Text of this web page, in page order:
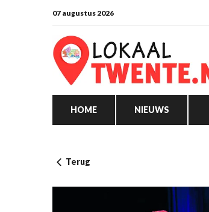
07 augustus 2026
HOME NIEUWS
Terug